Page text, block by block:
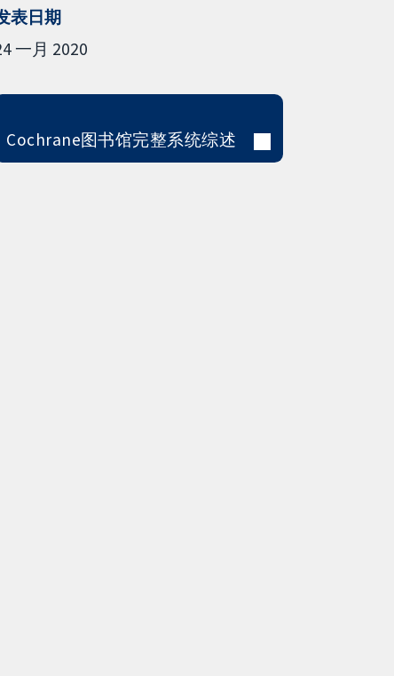
表日期
一月 2020
Cochrane图书馆完整系统综述